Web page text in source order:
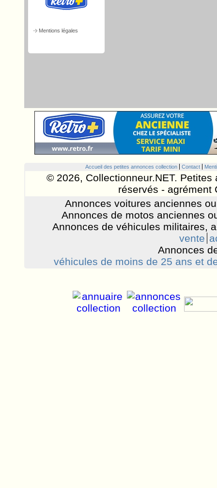
Mentions légales
Accueil des petites annonces collection Contact
© 2026, Collectionneur.NET.
réservés - agrément
Annonces voitures anciennes
Annonces de motos anciennes
Annonces de véhicules militaires,
vente
Annonces
véhicules de moins de 25 ans et